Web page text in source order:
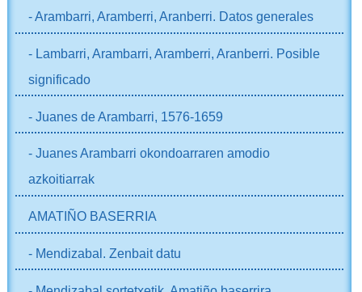
- Arambarri, Aramberri, Aranberri. Datos generales
- Lambarri, Arambarri, Aramberri, Aranberri. Posible
significado
- Juanes de Arambarri, 1576-1659
- Juanes Arambarri okondoarraren amodio
azkoitiarrak
AMATIÑO BASERRIA
- Mendizabal. Zenbait datu